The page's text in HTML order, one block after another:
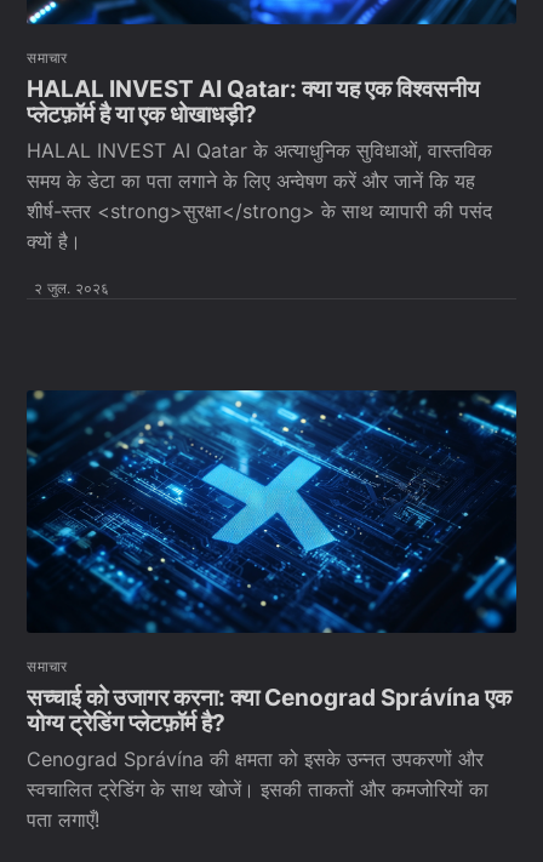
समाचार
HALAL INVEST AI Qatar: क्या यह एक विश्वसनीय
प्लेटफ़ॉर्म है या एक धोखाधड़ी?
HALAL INVEST AI Qatar के अत्याधुनिक सुविधाओं, वास्तविक
समय के डेटा का पता लगाने के लिए अन्वेषण करें और जानें कि यह
शीर्ष-स्तर <strong>सुरक्षा</strong> के साथ व्यापारी की पसंद
क्यों है।
२ जुल. २०२६
समाचार
सच्चाई को उजागर करना: क्या Cenograd Správína एक
योग्य ट्रेडिंग प्लेटफ़ॉर्म है?
Cenograd Správína की क्षमता को इसके उन्नत उपकरणों और
स्वचालित ट्रेडिंग के साथ खोजें। इसकी ताकतों और कमजोरियों का
पता लगाएँ!